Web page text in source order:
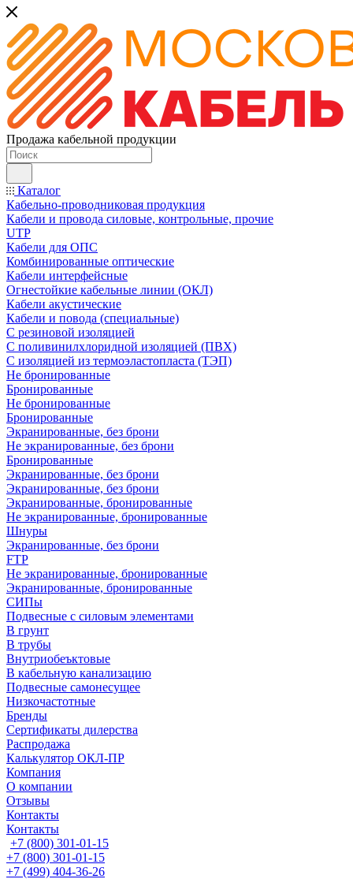
Продажа кабельной продукции
Каталог
Кабельно-проводниковая продукция
Кабели и провода силовые, контрольные, прочие
UTP
Кабели для ОПС
Комбинированные оптические
Кабели интерфейсные
Огнестойкие кабельные линии (ОКЛ)
Кабели акустические
Кабели и повода (специальные)
С резиновой изоляцией
С поливинилхлоридной изоляцией (ПВХ)
С изоляцией из термоэластопласта (ТЭП)
Не бронированные
Бронированные
Не бронированные
Бронированные
Экранированные, без брони
Не экранированные, без брони
Бронированные
Экранированные, без брони
Экранированные, без брони
Экранированные, бронированные
Не экранированные, бронированные
Шнуры
Экранированные, без брони
FTP
Не экранированные, бронированные
Экранированные, бронированные
СИПы
Подвесные с силовым элементами
В грунт
В трубы
Внутриобеъктовые
В кабельную канализацию
Подвесные самонесущее
Низкочастотные
Бренды
Сертификаты дилерства
Распродажа
Калькулятор ОКЛ-ПР
Компания
О компании
Отзывы
Контакты
Контакты
+7 (800) 301-01-15
+7 (800) 301-01-15
+7 (499) 404-36-26